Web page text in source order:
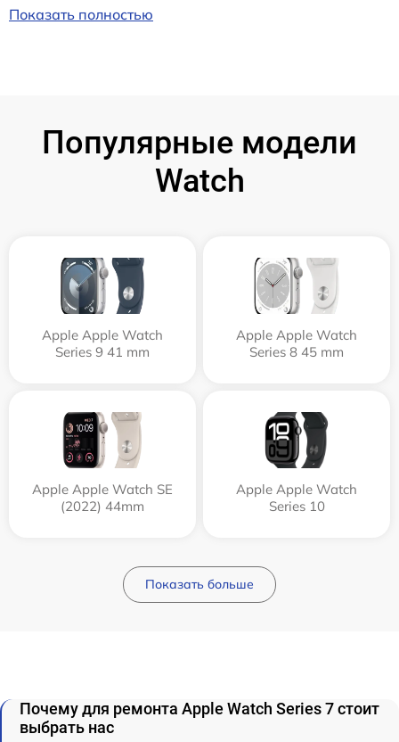
Показать полностью
Популярные модели
Watch
Apple Apple Watch
Series 9 41 mm
Apple Apple Watch
Series 8 45 mm
Apple Apple Watch SE
(2022) 44mm
Apple Apple Watch
Series 10
Показать больше
Почему для ремонта Apple Watch Series 7 стоит
выбрать нас